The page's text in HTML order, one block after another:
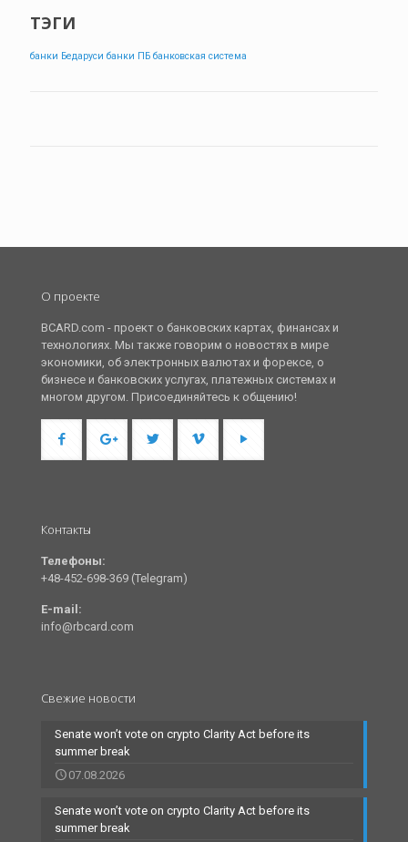
ТЭГИ
банки Бедаруси банки ПБ банковская система
О проекте
BCARD.com - проект о банковских картах, финансах и
технологиях. Мы также говорим о новостях в мире
экономики, об электронных валютах и форексе, о
бизнесе и банковских услугах, платежных системах и
многом другом. Присоединяйтесь к общению!
Контакты
Телефоны:
+48-452-698-369 (Telegram)
E-mail:
info@rbcard.com
Свежие новости
Senate won’t vote on crypto Clarity Act before its
summer break
07.08.2026
Senate won’t vote on crypto Clarity Act before its
summer break